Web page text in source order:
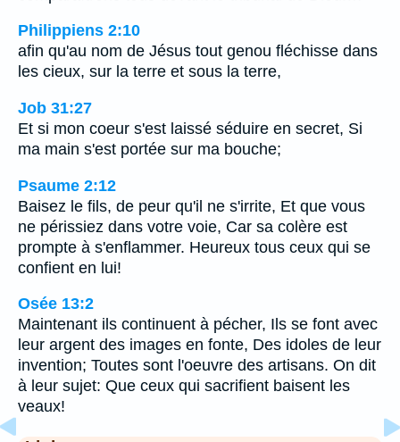
Philippiens 2:10
afin qu'au nom de Jésus tout genou fléchisse dans
les cieux, sur la terre et sous la terre,
Job 31:27
Et si mon coeur s'est laissé séduire en secret, Si
ma main s'est portée sur ma bouche;
Psaume 2:12
Baisez le fils, de peur qu'il ne s'irrite, Et que vous
ne périssiez dans votre voie, Car sa colère est
prompte à s'enflammer. Heureux tous ceux qui se
confient en lui!
Osée 13:2
Maintenant ils continuent à pécher, Ils se font avec
leur argent des images en fonte, Des idoles de leur
invention; Toutes sont l'oeuvre des artisans. On dit
à leur sujet: Que ceux qui sacrifient baisent les
veaux!